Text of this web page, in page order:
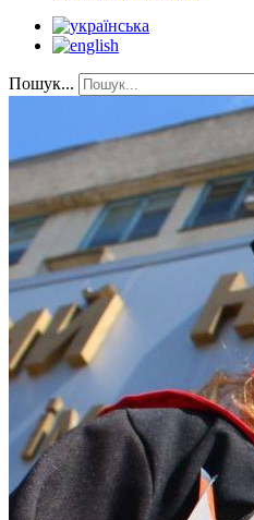
Пошук...